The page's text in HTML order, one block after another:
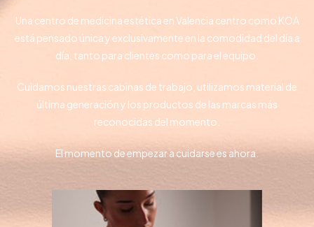
Una centro de medicina estética en Valencia centro como KOA
está pensado única y exclusivamente en la comodidad del día a
día, tanto para clientes como para el equipo.
Cuidamos nuestras cabinas de trabajo, utilizamos material de
última generación y los productos de las marcas más
reconocidas del momento.
El momento de empezar a cuidarse es ahora.